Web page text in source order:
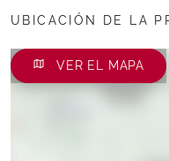
UBICACIÓN DE LA
VER EL MAPA